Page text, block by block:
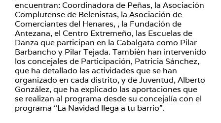
encuentran: Coordinadora de Peñas, la Asociación
Complutense de Belenistas, la Asociación de
Comerciantes del Henares, , la Fundación de
Antezana, el Centro Extremeño, las Escuelas de
Danza que participan en la Cabalgata como Pilar
Barbancho y Pilar Tejada. También han intervenido
los concejales de Participación, Patricia Sánchez,
que ha detallado las actividades que se han
organizado en cada distrito, y de Juventud, Alberto
González, que ha explicado las aportaciones que
se realizan al programa desde su concejalía con el
programa “La Navidad llega a tu barrio”.